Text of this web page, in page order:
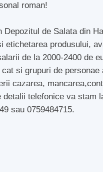
roman!
de Salata din
etichetarea produsului,
de la 2000-2400 de
si grupuri de
cazarea,
telefonice va stam
sau 0759484715.